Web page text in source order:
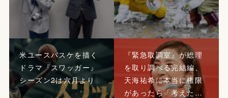
米ユースバスケを描く
ドラマ『スワッガー』
シーズン2は六月より
『緊急取調室』が総理
を取り調べる完結編、
天海祐希に本当に権限
があったら「考えた…